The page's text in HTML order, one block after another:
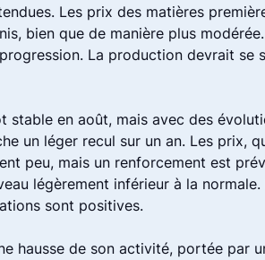
Les prix des matières
bien que de manière plus
La production devrait se
stable en août, mais avec des
un léger recul sur un an. Les prix,
peu, mais un renforcement est
légèrement inférieur à la normale.
sont positives.
hausse de son activité, portée par